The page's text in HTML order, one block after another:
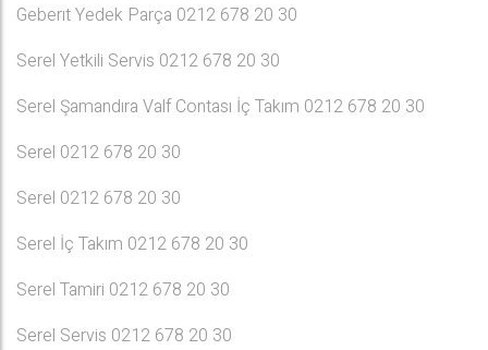
Geberıt Yedek Parça 0212 678 20 30
Serel Yetkili Servis 0212 678 20 30
Serel Şamandıra Valf Contası İç Takım 0212 678 20 30
Serel 0212 678 20 30
Serel 0212 678 20 30
Serel İç Takım 0212 678 20 30
Serel Tamiri 0212 678 20 30
Serel Servis 0212 678 20 30